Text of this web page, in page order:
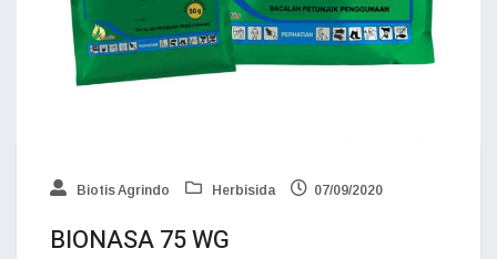
Biotis Agrindo Herbisida 07/09/2020
BIONASA 75 WG